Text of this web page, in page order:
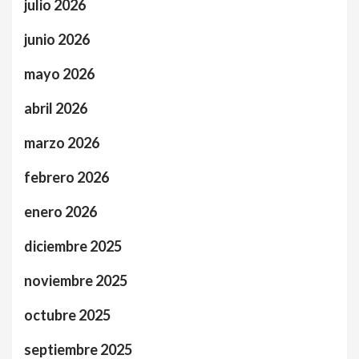
julio 2026
junio 2026
mayo 2026
abril 2026
marzo 2026
febrero 2026
enero 2026
diciembre 2025
noviembre 2025
octubre 2025
septiembre 2025